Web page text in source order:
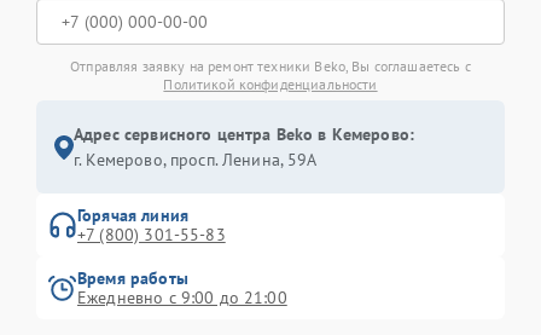
Отправляя заявку на ремонт техники Beko, Вы соглашаетесь с
Политикой конфиденциальности
Адрес сервисного центра Beko в Кемерово:
г. Кемерово, просп. Ленина, 59А
Горячая линия
+7 (800) 301-55-83
Время работы
Ежедневно с 9:00 до 21:00